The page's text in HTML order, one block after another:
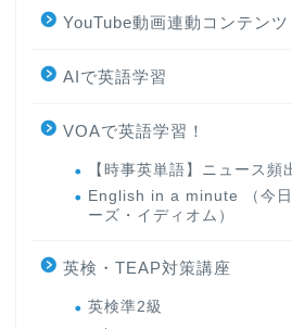
YouTube動画連動コンテンツ
AIで英語学習
VOAで英語学習！
【時事英単語】ニュース頻
English in a minute （今
ーズ・イディオム）
英検・TEAP対策講座
英検準2級